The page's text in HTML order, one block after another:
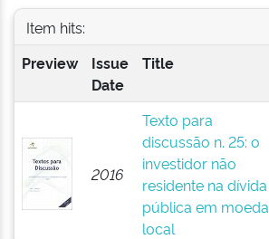
Item hits:
Preview
Issue
Date
Title
2016
Texto para
discussão n. 25: o
investidor não
residente na dívida
pública em moeda
local